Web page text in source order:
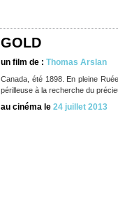
GOLD
un film de : Thomas Arslan
Canada, été 1898. En pleine
périlleuse à la recherche du
au cinéma le 24 juillet 2013